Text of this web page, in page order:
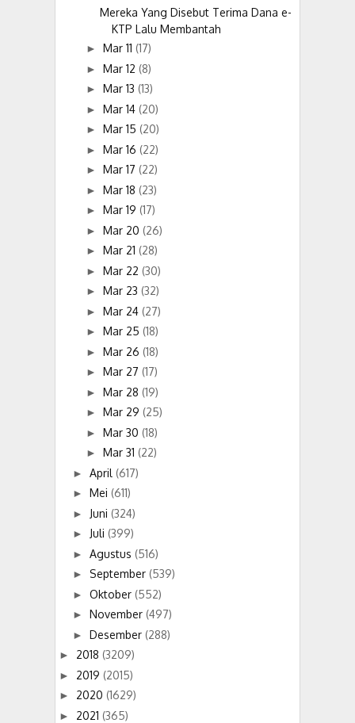
Mereka Yang Disebut Terima Dana e-
KTP Lalu Membantah
► Mar 11 (17)
► Mar 12 (8)
► Mar 13 (13)
► Mar 14 (20)
► Mar 15 (20)
► Mar 16 (22)
► Mar 17 (22)
► Mar 18 (23)
► Mar 19 (17)
► Mar 20 (26)
► Mar 21 (28)
► Mar 22 (30)
► Mar 23 (32)
► Mar 24 (27)
► Mar 25 (18)
► Mar 26 (18)
► Mar 27 (17)
► Mar 28 (19)
► Mar 29 (25)
► Mar 30 (18)
► Mar 31 (22)
► April (617)
► Mei (611)
► Juni (324)
► Juli (399)
► Agustus (516)
► September (539)
► Oktober (552)
► November (497)
► Desember (288)
► 2018 (3209)
► 2019 (2015)
► 2020 (1629)
► 2021 (365)